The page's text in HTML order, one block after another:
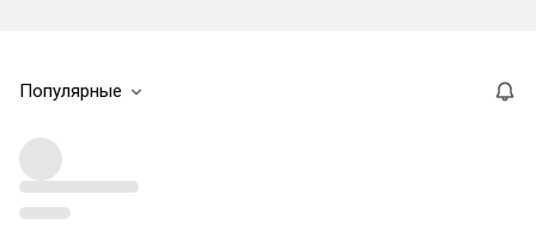
Популярные